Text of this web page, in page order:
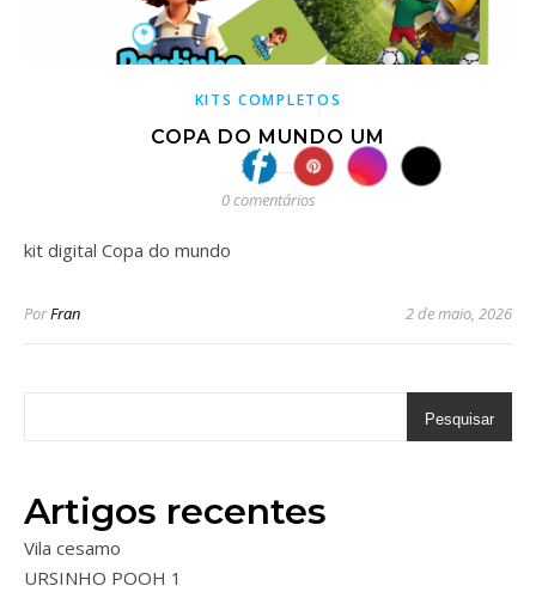
KITS COMPLETOS
COPA DO MUNDO UM
0 comentários
kit digital Copa do mundo
PorFran 2 de maio, 2026
Pesquisar
Artigos recentes
Vila cesamo
URSINHO POOH 1